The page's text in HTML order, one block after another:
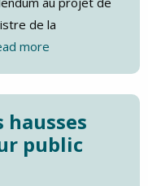
de la
more
public